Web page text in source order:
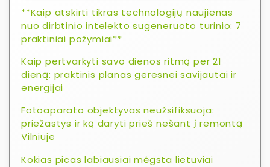
**Kaip atskirti tikras technologijų naujienas
nuo dirbtinio intelekto sugeneruoto turinio: 7
praktiniai požymiai**
Kaip pertvarkyti savo dienos ritmą per 21
dieną: praktinis planas geresnei savijautai ir
energijai
Fotoaparato objektyvas neužsifiksuoja:
priežastys ir ką daryti prieš nešant į remontą
Vilniuje
Kokias picas labiausiai mėgsta lietuviai